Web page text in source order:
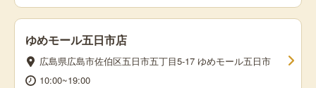
ゆめモール五日市店
広島県広島市佐伯区五日市五丁目5-17 ゆめモール五日市
10:00~19:00